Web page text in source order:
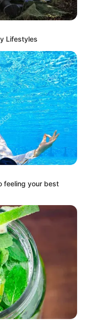
Lifestyles
feeling your best